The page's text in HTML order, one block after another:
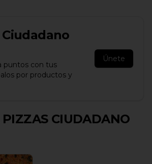
Ciudadano
puntos con tus
por productos y
Únete
CIUDADANO